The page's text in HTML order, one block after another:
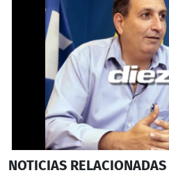
seconds
NOTICIAS RELACIONADAS